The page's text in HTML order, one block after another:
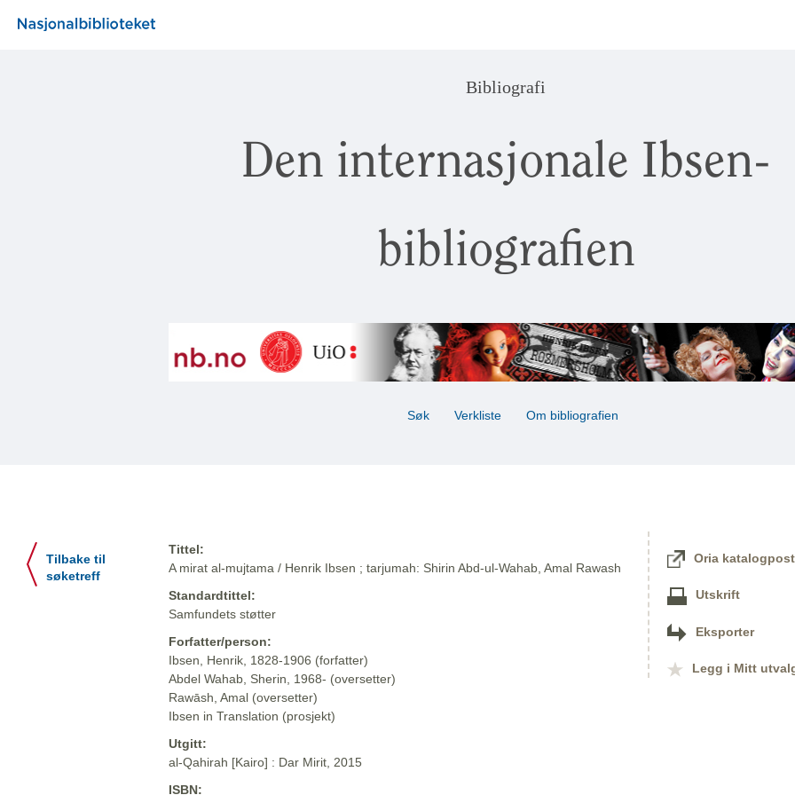
Bibliografi
Den internasjonale Ibsen-
bibliografien
Søk Verkliste Om bibliografien
Tilbake til
søketreff
Tittel:
A mirat al-mujtama / Henrik Ibsen ; tarjumah: Shirin Abd-ul-Wahab, Amal Rawash
Standardtittel:
Samfundets støtter
Forfatter/person:
Ibsen, Henrik, 1828-1906 (forfatter)
Abdel Wahab, Sherin, 1968- (oversetter)
Rawāsh, Amal (oversetter)
Ibsen in Translation (prosjekt)
Utgitt:
al-Qahirah [Kairo] : Dar Mirit, 2015
ISBN:
Oria katalogpost
Utskrift
Eksporter
Legg i Mitt